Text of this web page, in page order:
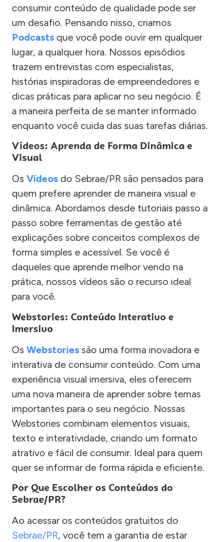
consumir conteúdo de qualidade pode ser
um desafio. Pensando nisso, criamos
Podcasts que você pode ouvir em qualquer
lugar, a qualquer hora. Nossos episódios
trazem entrevistas com especialistas,
histórias inspiradoras de empreendedores e
dicas práticas para aplicar no seu negócio. É
a maneira perfeita de se manter informado
enquanto você cuida das suas tarefas diárias.
Vídeos: Aprenda de Forma Dinâmica e
Visual
Os Vídeos do Sebrae/PR são pensados para
quem prefere aprender de maneira visual e
dinâmica. Abordamos desde tutoriais passo a
passo sobre ferramentas de gestão até
explicações sobre conceitos complexos de
forma simples e acessível. Se você é
daqueles que aprende melhor vendo na
prática, nossos vídeos são o recurso ideal
para você.
Webstories: Conteúdo Interativo e
Imersivo
Os Webstories são uma forma inovadora e
interativa de consumir conteúdo. Com uma
experiência visual imersiva, eles oferecem
uma nova maneira de aprender sobre temas
importantes para o seu negócio. Nossas
Webstories combinam elementos visuais,
texto e interatividade, criando um formato
atrativo e fácil de consumir. Ideal para quem
quer se informar de forma rápida e eficiente.
Por Que Escolher os Conteúdos do
Sebrae/PR?
Ao acessar os conteúdos gratuitos do
Sebrae/PR, você tem a garantia de estar